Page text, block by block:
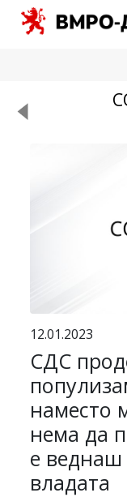
12.01.2023
СДС
наместо
нема да
е
владата